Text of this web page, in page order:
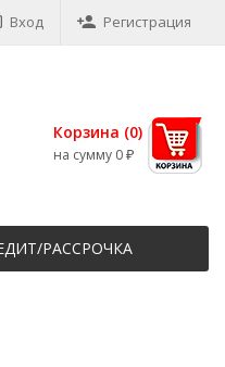
Вход Регистрация
Корзина (0)
на сумму 0 ₽
РАССРОЧКА